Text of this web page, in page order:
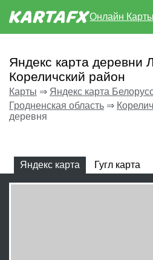
Онлайн Карты
Яндекс карта деревни
Кореличский район
Карты ⇒ Яндекс карта
Гродненская область ⇒
деревня
Яндекс карта Гугл карта